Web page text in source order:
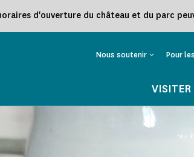
d'ouverture du château et du parc
Nous soutenir Pour
VISITER